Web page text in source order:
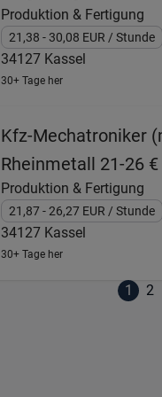
Produktion & Fertigung
21,38 - 30,08 EUR / Stunde
34127 Kassel
30+ Tage her
Kfz-Mechatroniker
Rheinmetall 21-26 €
Produktion & Fertigung
21,87- 26,27 EUR / Stunde
34127 Kassel
30+ Tage her
1 2